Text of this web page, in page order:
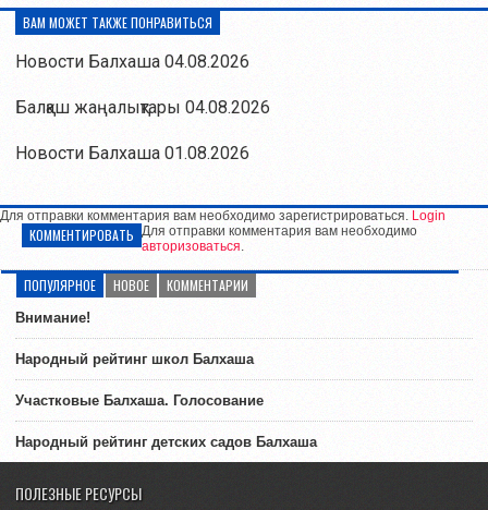
ВАМ МОЖЕТ ТАКЖЕ ПОНРАВИТЬСЯ
Новости Балхаша 04.08.2026
Балқаш жаңалықтары 04.08.2026
Новости Балхаша 01.08.2026
Для отправки комментария вам необходимо зарегистрироваться. Login
КОММЕНТИРОВАТЬ Для отправки комментария вам необходимо
авторизоваться.
ПОПУЛЯРНОЕ НОВОЕ КОММЕНТАРИИ
Внимание!
Народный рейтинг школ Балхаша
Участковые Балхаша. Голосование
Народный рейтинг детских садов Балхаша
ПОЛЕЗНЫЕ РЕСУРСЫ